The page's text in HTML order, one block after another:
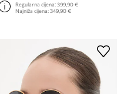
Regularna cijena:399,90 €
Najniža cijena:349,90 €